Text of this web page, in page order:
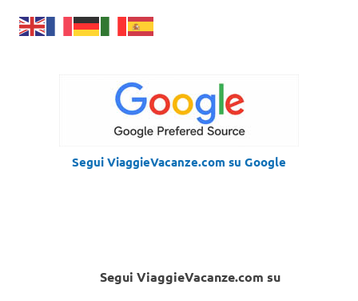
Segui ViaggieVacanze.com su Google
Segui ViaggieVacanze.com su